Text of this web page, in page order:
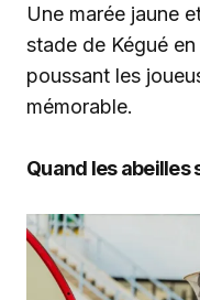
Une marée jaune
stade de Kégué
poussant les
mémorable.
Quand les abeilles